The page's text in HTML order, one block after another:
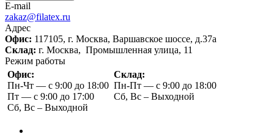
E-mail
zakaz@filatex.ru
Адрес
Офис: 117105, г. Москва, Варшавское шоссе, д.37а
Склад: г. Москва, Промышленная улица, 11
Режим работы
Офис:
Пн-Чт — с 9:00 до 18:00
Пт — с 9:00 до 17:00
Сб, Вс – Выходной
Склад:
Пн-Пт — с 9:00 до 18:00
Сб, Вс – Выходной